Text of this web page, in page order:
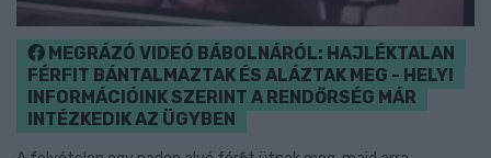
MEGRÁZÓ VIDEÓ BÁBOLNÁRÓL: HAJLÉKTALAN
FÉRFIT BÁNTALMAZTAK ÉS ALÁZTAK MEG - HELYI
INFORMÁCIÓINK SZERINT A RENDŐRSÉG MÁR
INTÉZKEDIK AZ ÜGYBEN